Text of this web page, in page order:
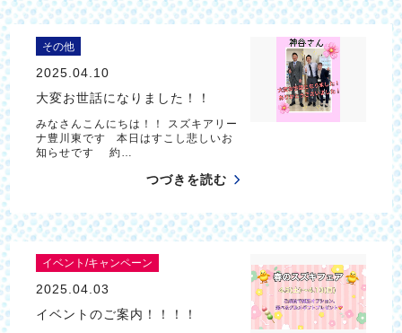
その他
2025.04.10
大変お世話になりました！！
みなさんこんにちは！！ スズキアリー
ナ豊川東です 本日はすこし悲しいお
知らせです 約…
つづきを読む
イベント/キャンペーン
2025.04.03
イベントのご案内！！！！